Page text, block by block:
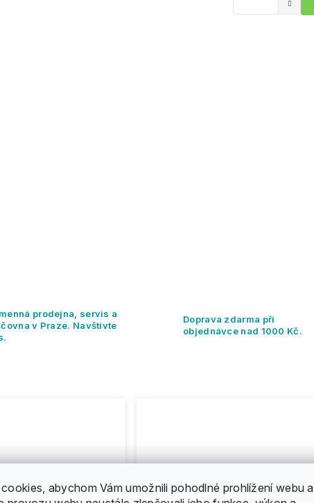
abychom Vám umožnili pohodlné prohlížení webu a
prodejna, servis a
v Praze. Navštivte
Doprava zdarma při
objednávce nad 1000 Kč.